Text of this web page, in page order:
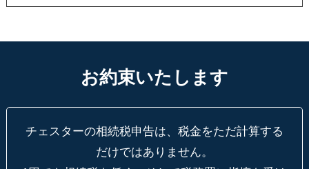
お約束いたします
チェスターの相続税申告は、税金をただ計算する
だけではありません。